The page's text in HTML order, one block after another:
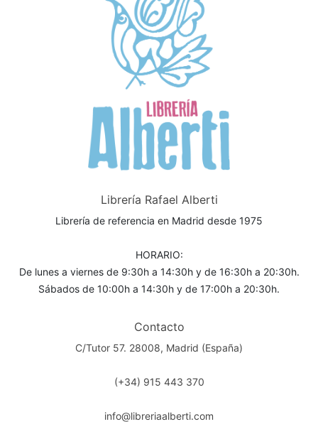
Librería Rafael Alberti
Librería de referencia en Madrid desde 1975
HORARIO:
De lunes a viernes de 9:30h a 14:30h y de 16:30h a 20:30h.
Sábados de 10:00h a 14:30h y de 17:00h a 20:30h.
Contacto
C/Tutor 57. 28008, Madrid (España)
(+34) 915 443 370
info@libreriaalberti.com